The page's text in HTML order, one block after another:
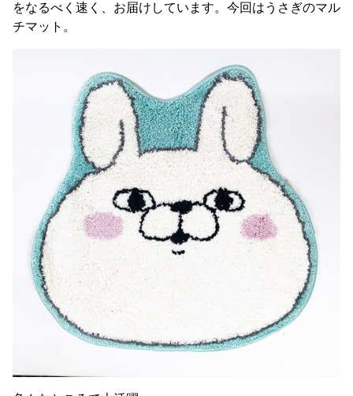
をなるべく速く、お届けしています。今回はうさぎのマル
チマット。